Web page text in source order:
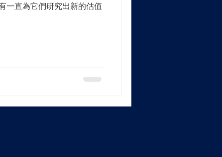
一直為它們研究出新的估值